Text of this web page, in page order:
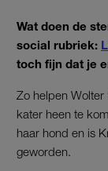
Wat doen de
social rubriek:
toch fijn dat je
Zo helpen Wolter
kater heen te
haar hond en is
geworden.